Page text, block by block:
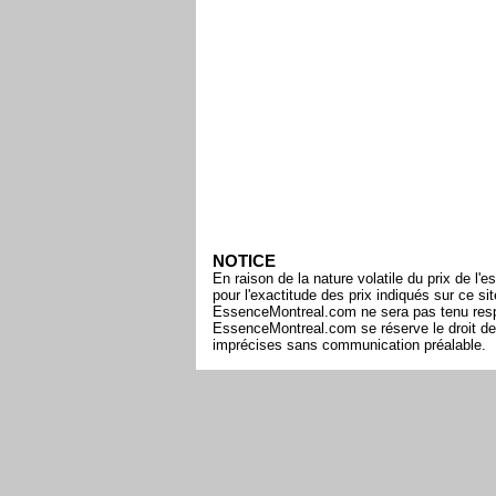
NOTICE
En raison de la nature volatile du prix de
pour l'exactitude des prix indiqués sur ce
EssenceMontreal.com ne sera pas tenu
EssenceMontreal.com se réserve le droit
imprécises sans communication préalable.